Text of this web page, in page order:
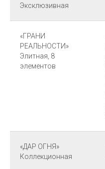
Эксклюзивная
«ГРАНИ
РЕАЛЬНОСТИ»
Элитная, 8
элементов
«ДАР ОГНЯ»
Коллекционная